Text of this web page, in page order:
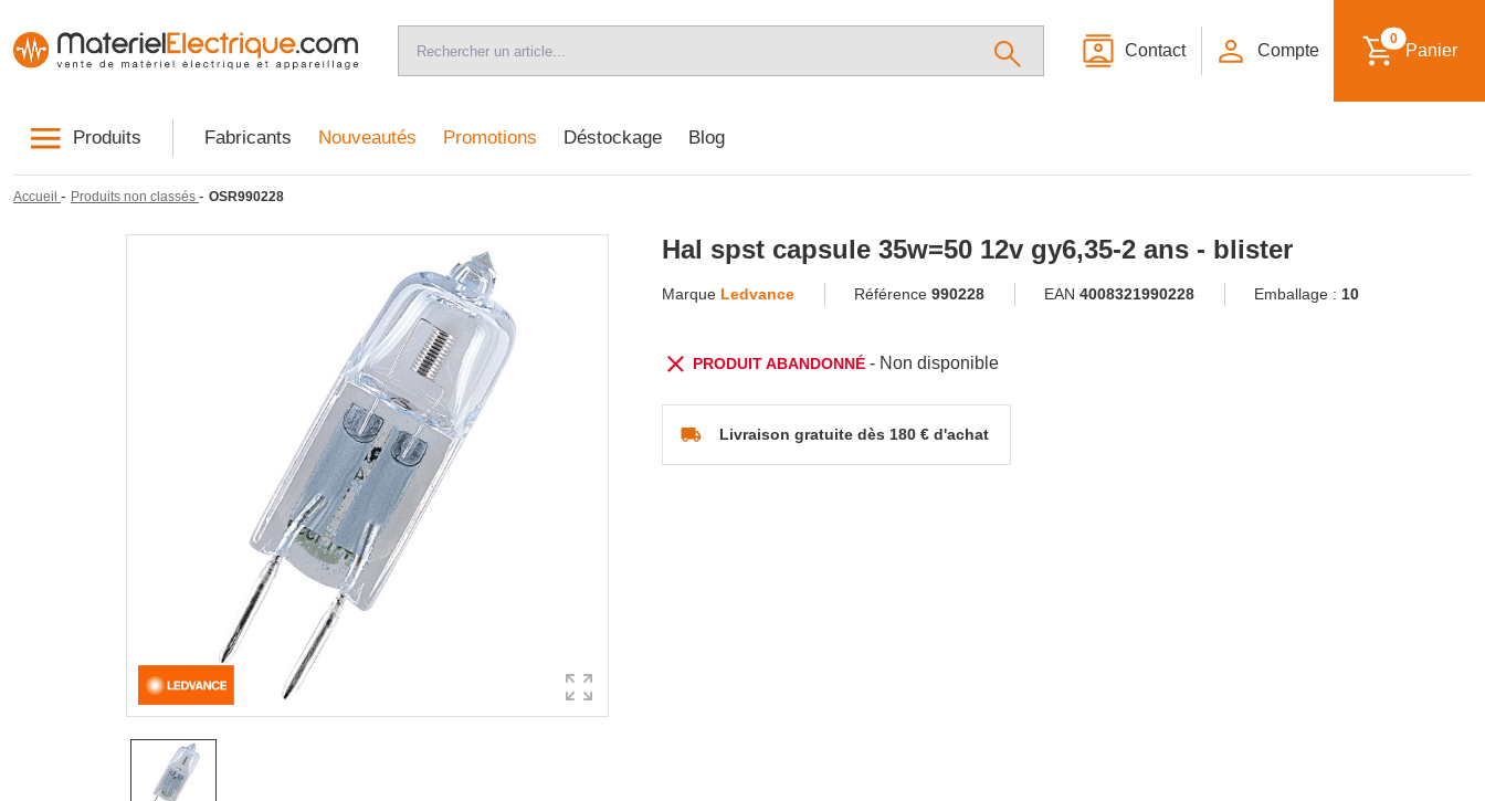
Contact Compte
0
Panier
Produits Fabricants Nouveautés Promotions Déstockage Blog
Accueil - Produits non classés - OSR990228
Hal spst capsule 35w=50 12v gy6,35-2 ans - blister
Marque Ledvance Référence 990228 EAN 4008321990228 Emballage : 10
PRODUIT ABANDONNÉ- Non disponible
Livraison gratuite dès 180 € d'achat